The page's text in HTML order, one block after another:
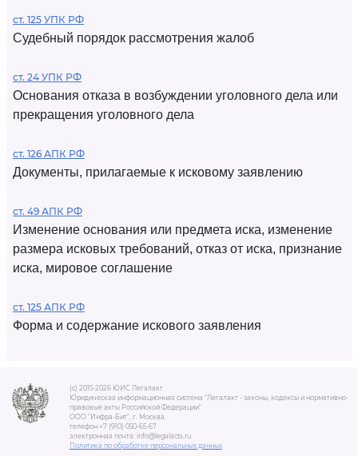
ст. 125 УПК РФ
Судебный порядок рассмотрения жалоб
ст. 24 УПК РФ
Основания отказа в возбуждении уголовного дела или
прекращения уголовного дела
ст. 126 АПК РФ
Документы, прилагаемые к исковому заявлению
ст. 49 АПК РФ
Изменение основания или предмета иска, изменение
размера исковых требований, отказ от иска, признание
иска, мировое соглашение
ст. 125 АПК РФ
Форма и содержание искового заявления
(c) 2015-2026 ЮИС Легалакт
Юридическая информационная система "Легалакт - законы, кодексы и нормативно-
правовые акты Российской Федерации"
ООО "Инфра-Бит", г. Москва.
телефон +7 (910) 050-65-67
электронная почта: info@legalacts.ru
Политика по обработке персональных данных